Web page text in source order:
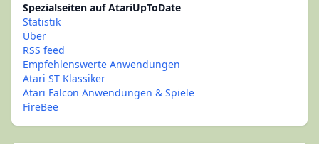
Spezialseiten auf AtariUpToDate
Statistik
Über
RSS feed
Empfehlenswerte Anwendungen
Atari ST Klassiker
Atari Falcon Anwendungen & Spiele
FireBee